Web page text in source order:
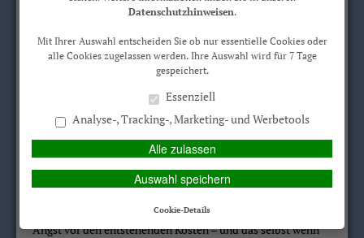
MAIN MENU
Rechtsschutzversicherung
Ein Rechtsstreit kostet immer Geld. Ihr Gegner muss diese
Daher scheuen viele solch eine Auseinandersetzung aus
Angst vor den entstehenden Kosten – und das selbst wenn
Datenschutzhinweisen.
Mit Ihrer Auswahl entscheiden Sie ob nur essentielle Cookies oder
alle Cookies zugelassen werden. Ihre Auswahl wird für 7 Tage
gespeichert.
Essenziell
Analyse-, Tracking-, Marketing- und Werbetools
Alle zulassen
Auswahl speichern
Cookie-Details